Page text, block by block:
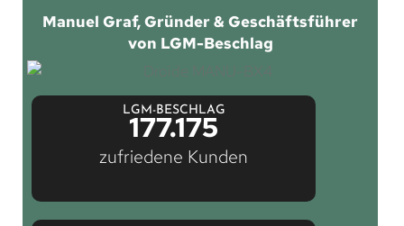
Manuel Graf, Gründer & Geschäftsführer
von LGM-Beschlag
LGM-BESCHLAG
177.175
zufriedene Kunden